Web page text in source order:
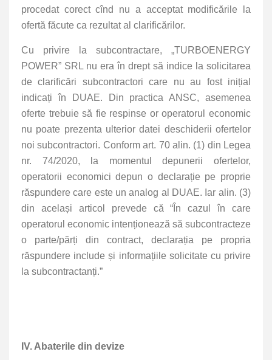
procedat corect cînd nu a acceptat modificările la
ofertă făcute ca rezultat al clarificărilor.
Cu privire la subcontractare, „TURBOENERGY
POWER” SRL nu era în drept să indice la solicitarea
de clarificări subcontractori care nu au fost inițial
indicați în DUAE. Din practica ANSC, asemenea
oferte trebuie să fie respinse or operatorul economic
nu poate prezenta ulterior datei deschiderii ofertelor
noi subcontractori. Conform art. 70 alin. (1) din Legea
nr. 74/2020, la momentul depunerii ofertelor,
operatorii economici depun o declarație pe proprie
răspundere care este un analog al DUAE. Iar alin. (3)
din același articol prevede că “În cazul în care
operatorul economic intenționează să subcontracteze
o parte/părți din contract, declarația pe propria
răspundere include și informațiile solicitate cu privire
la subcontractanți.”
IV. Abaterile din devize